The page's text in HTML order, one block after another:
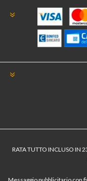
RATA TUTTO INCLUSO IN